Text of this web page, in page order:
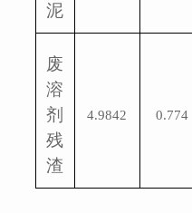
泥
废
溶
剂
残
渣
4.9842 0.774